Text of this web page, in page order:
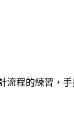
程的練習，